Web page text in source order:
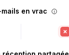
mails en vrac